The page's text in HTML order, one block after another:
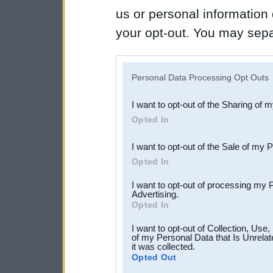
us or personal
your opt-out. You may
Downstream Participants
third parties.
Personal Data Processing Opt Outs
I want to opt-out of the Sharing of
Opted In
I want to opt-out of the Sale of my
Opted In
I want to opt-out of processing my
Advertising.
Opted In
I want to opt-out of Collection,
of my Personal Data that Is
it was collected.
Opted Out